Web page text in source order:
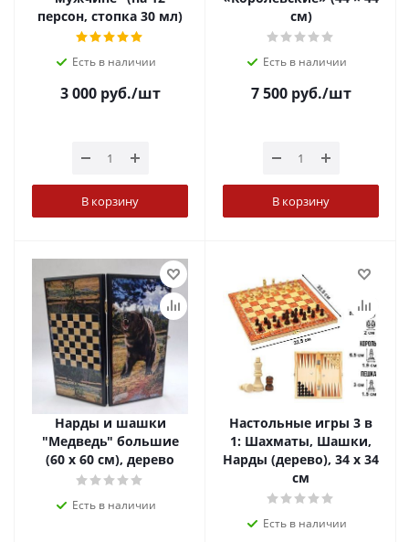
персон, стопка 30 мл)
Есть в наличии
3 000руб./шт
В корзину
см)
Есть в наличии
7 500руб./шт
В корзину
Нарды и шашки
"Медведь" большие
(60 х 60 см), дерево
Есть в наличии
Настольные игры 3 в
1: Шахматы, Шашки,
Нарды (дерево), 34 х 34
см
Есть в наличии